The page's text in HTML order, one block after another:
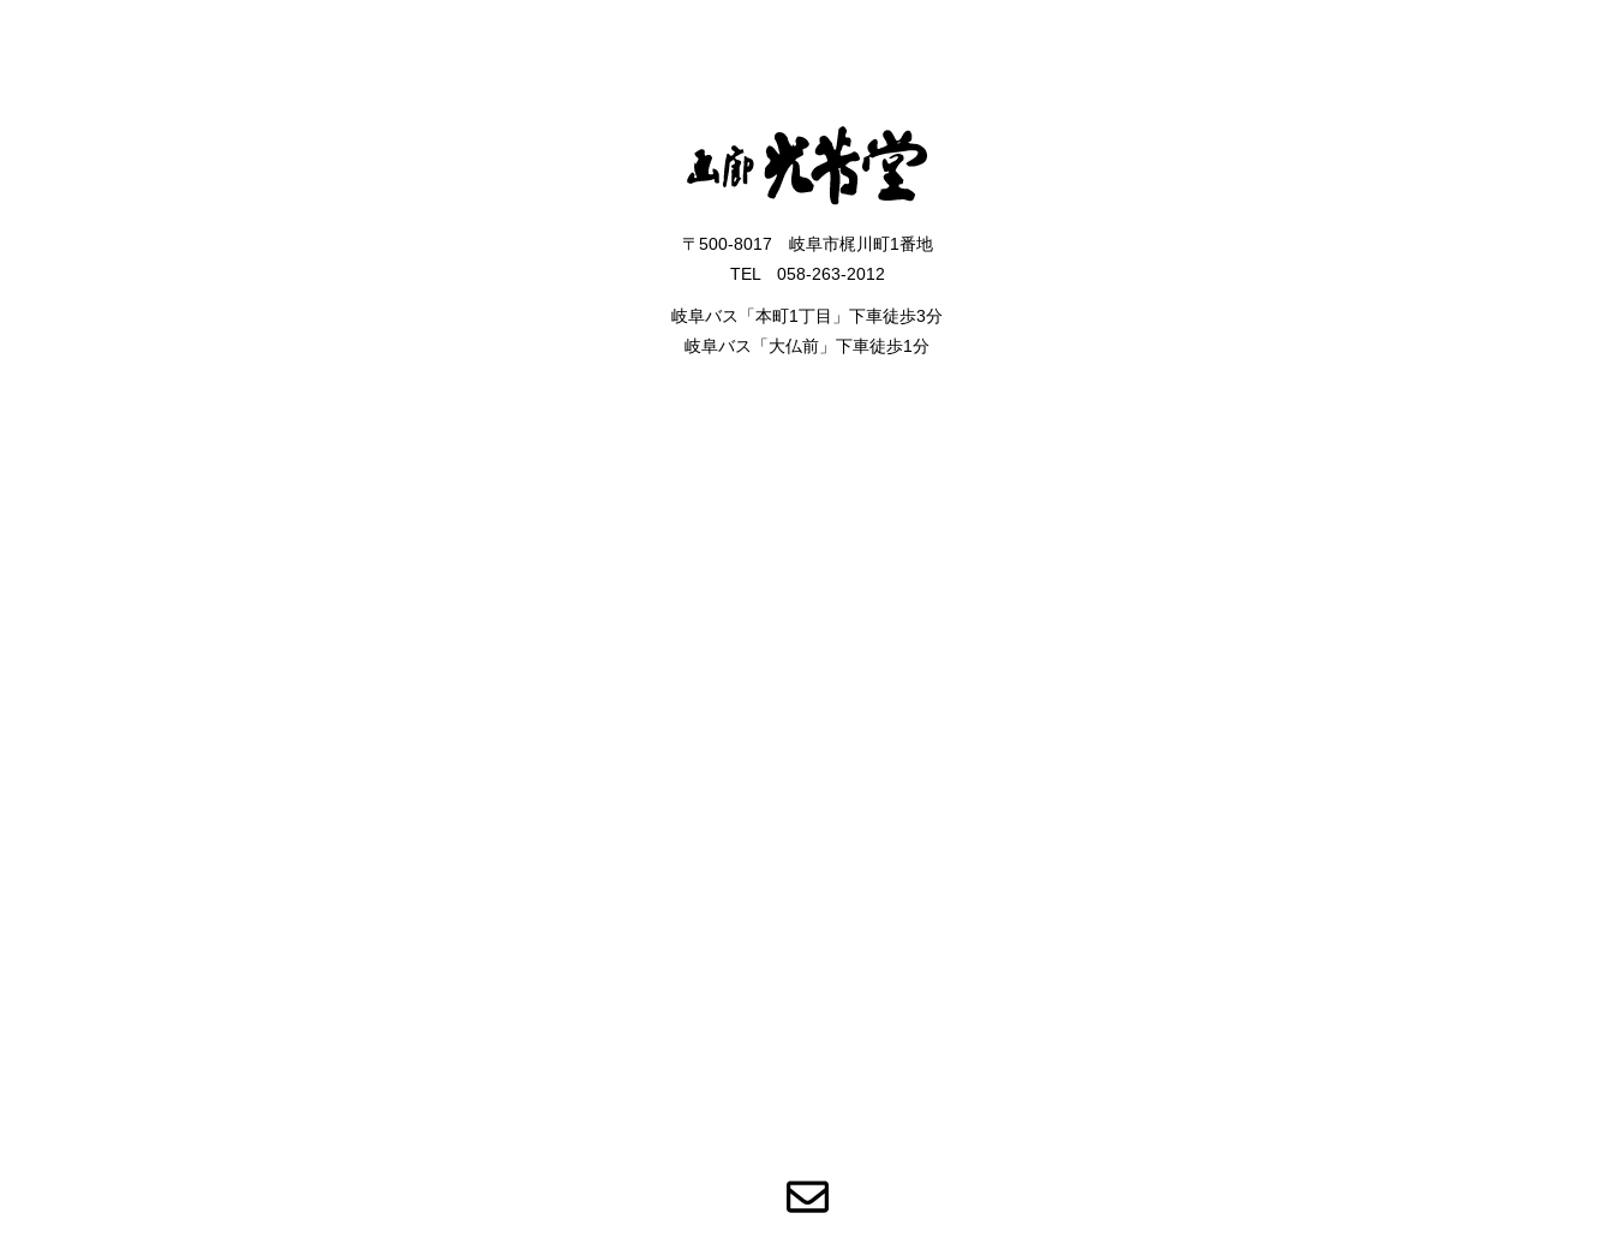
〒500-8017 岐阜市梶川町1番地
TEL 058-263-2012
岐阜バス「本町1丁目」下車徒歩3分
岐阜バス「大仏前」下車徒歩1分